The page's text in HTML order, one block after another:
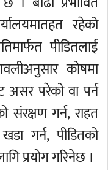
रहेको
पीडितलाई
कोषमा
असर परेको वा पर्न
संरक्षण गर्न, राहत
गर्न, पीडितको
प्रयोग गरिनेछ ।